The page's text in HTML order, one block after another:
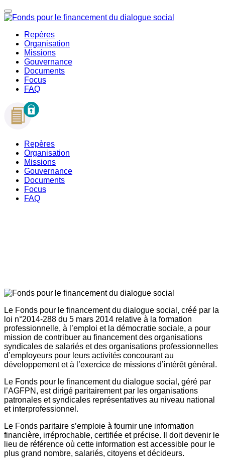
Repères
Organisation
Missions
Gouvernance
Documents
Focus
FAQ
Repères
Organisation
Missions
Gouvernance
Documents
Focus
FAQ
Le Fonds pour le financement du dialogue social, créé par la
loi n°2014-288 du 5 mars 2014 relative à la formation
professionnelle, à l’emploi et la démocratie sociale, a pour
mission de contribuer au financement des organisations
syndicales de salariés et des organisations professionnelles
d’employeurs pour leurs activités concourant au
développement et à l’exercice de missions d’intérêt général.
Le Fonds pour le financement du dialogue social, géré par
l’AGFPN, est dirigé paritairement par les organisations
patronales et syndicales représentatives au niveau national
et interprofessionnel.
Le Fonds paritaire s’emploie à fournir une information
financière, irréprochable, certifiée et précise. Il doit devenir le
lieu de référence où cette information est accessible pour le
plus grand nombre, salariés, citoyens et décideurs.